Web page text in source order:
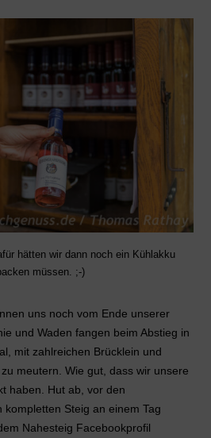
hätten wir dann noch ein Kühlakku
müssen. ;-)
uns noch vom Ende unserer
und Waden fangen beim Abstieg in
mit zahlreichen Brücklein und
meutern. Wie gut, dass wir unsere
haben. Hut ab, vor den
Steig an einem Tag
Nahesteig Facebookprofil